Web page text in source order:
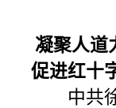
凝聚人道
促进红十
中共